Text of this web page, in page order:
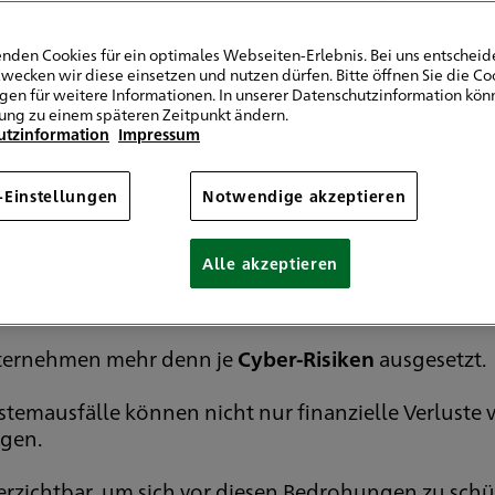
einer Cyber-
Versicherung für
mehr denn jeCyber-Risiken ausgesetzt.
können nicht nur finanzielle Verluste
Cookies für ein optimales Webseiten-Erlebnis. Bei uns
wir diese einsetzen und nutzen dürfen. Bitte öffnen Sie die
für weitere Informationen. In unserer Datenschutzinformation
zu einem späteren Zeitpunkt ändern.
Impressum
Einstellungen Notwendige akzeptieren
Alle akzeptieren